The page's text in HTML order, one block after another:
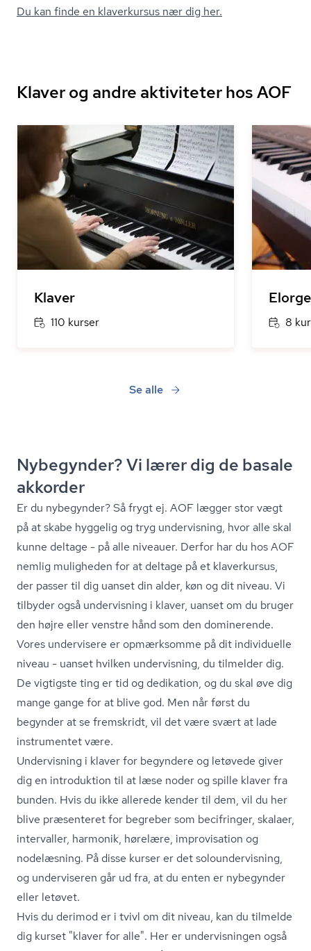
Du kan finde en klaverkursus nær dig her.
Klaver og andre aktiviteter hos AOF
Klaver
110 kurser 8
Se alle
Nybegynder? Vi lærer dig de basale
akkorder
Er du nybegynder? Så frygt ej. AOF lægger stor vægt
på at skabe hyggelig og tryg undervisning, hvor alle skal
kunne deltage - på alle niveauer. Derfor har du hos AOF
nemlig muligheden for at deltage på et klaverkursus,
der passer til dig uanset din alder, køn og dit niveau. Vi
tilbyder også undervisning i klaver, uanset om du bruger
den højre eller venstre hånd som den dominerende.
Vores undervisere er opmærksomme på dit individuelle
niveau - uanset hvilken undervisning, du tilmelder dig.
De vigtigste ting er tid og dedikation, og du skal øve dig
mange gange for at blive god. Men når først du
begynder at se fremskridt, vil det være svært at lade
instrumentet være.
Undervisning i klaver for begyndere og letøvede giver
dig en introduktion til at læse noder og spille klaver fra
bunden. Hvis du ikke allerede kender til dem, vil du her
blive præsenteret for begreber som becifringer, skalaer,
intervaller, harmonik, hørelære, improvisation og
nodelæsning. På disse kurser er det so­lo­un­der­vis­ning,
og underviseren går ud fra, at du enten er nybegynder
eller letøvet.
Hvis du derimod er i tvivl om dit niveau, kan du tilmelde
dig kurset "klaver for alle". Her er undervisningen også